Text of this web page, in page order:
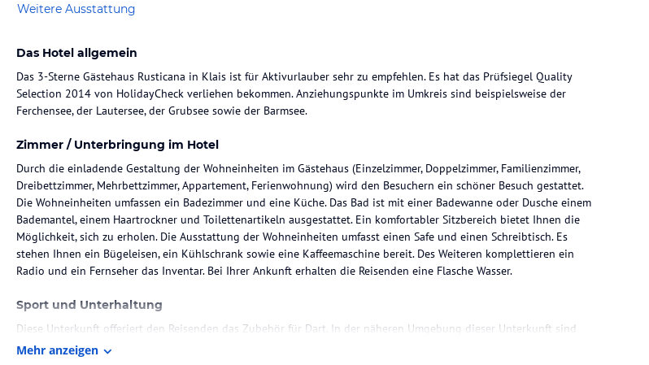
Weitere Ausstattung
Das Hotel allgemein
Das 3-Sterne Gästehaus Rusticana in Klais ist für Aktivurlauber sehr zu empfehlen. Es hat das Prüfsiegel Quality
Selection 2014 von HolidayCheck verliehen bekommen. Anziehungspunkte im Umkreis sind beispielsweise der
Ferchensee, der Lautersee, der Grubsee sowie der Barmsee.
Zimmer / Unterbringung im Hotel
Durch die einladende Gestaltung der Wohneinheiten im Gästehaus (Einzelzimmer, Doppelzimmer, Familienzimmer,
Dreibettzimmer, Mehrbettzimmer, Appartement, Ferienwohnung) wird den Besuchern ein schöner Besuch gestattet.
Die Wohneinheiten umfassen ein Badezimmer und eine Küche. Das Bad ist mit einer Badewanne oder Dusche einem
Bademantel, einem Haartrockner und Toilettenartikeln ausgestattet. Ein komfortabler Sitzbereich bietet Ihnen die
Möglichkeit, sich zu erholen. Die Ausstattung der Wohneinheiten umfasst einen Safe und einen Schreibtisch. Es
stehen Ihnen ein Bügeleisen, ein Kühlschrank sowie eine Kaffeemaschine bereit. Des Weiteren komplettieren ein
Radio und ein Fernseher das Inventar. Bei Ihrer Ankunft erhalten die Reisenden eine Flasche Wasser.
Sport und Unterhaltung
Diese Unterkunft offeriert den Reisenden das Zubehör für Dart. In der näheren Umgebung dieser Unterkunft sind
ebenso Angebote zum Radfahren und Skilaufen für sich zu entdecken.
Mehr anzeigen